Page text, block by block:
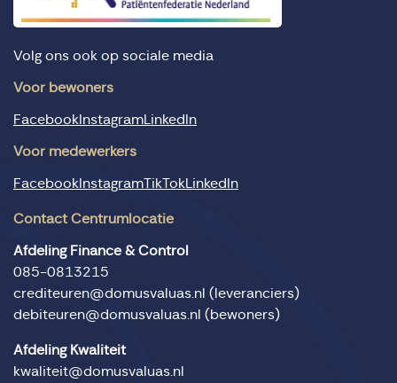
Volg ons ook op sociale media
Voor bewoners
FacebookInstagramLinkedIn
Voor medewerkers
FacebookInstagramTikTokLinkedIn
Contact Centrumlocatie
Afdeling Finance & Control
085-0813215
crediteuren@domusvaluas.nl (leveranciers)
debiteuren@domusvaluas.nl (bewoners)
Afdeling Kwaliteit
kwaliteit@domusvaluas.nl